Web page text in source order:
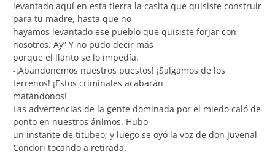
levantado aquí en esta tierra la casita que quisiste construir
para tu madre, hasta que no
hayamos levantado ese pueblo que quisiste forjar con
nosotros. Ay” Y no pudo decir más
porque el llanto se lo impedía.
-¡Abandonemos nuestros puestos! ¡Salgamos de los
terrenos! ¡Estos criminales acabarán
matándonos!
Las advertencias de la gente dominada por el miedo caló de
ponto en nuestros ánimos. Hubo
un instante de titubeo; y luego se oyó la voz de don Juvenal
Condori tocando a retirada.